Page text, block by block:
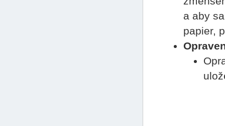
a aby
papier,